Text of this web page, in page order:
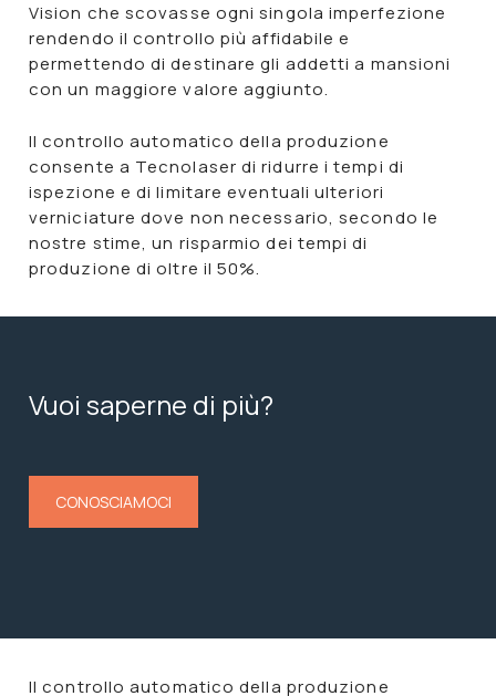
Vision che scovasse ogni singola imperfezione
rendendo il controllo più affidabile e
permettendo di destinare gli addetti a mansioni
con un maggiore valore aggiunto.
Il controllo automatico della produzione
consente a Tecnolaser diridurre i tempi di
ispezione e di limitare eventualiulteriori
verniciature dove non necessario, secondo le
nostre stime, un risparmio dei tempi di
produzione di oltre il 50%.
Vuoi saperne di più?
CONOSCIAMOCI
Il controllo automatico della produzione